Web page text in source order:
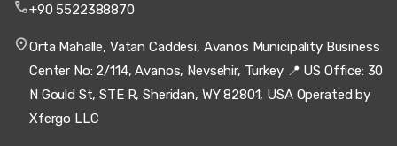
+90 5522388870
Orta Mahalle, Vatan Caddesi, Avanos Municipality Business
Center No: 2/114, Avanos, Nevsehir, Turkey 📍 US Office: 30
N Gould St, STE R, Sheridan, WY 82801, USA Operated by
Xfergo LLC